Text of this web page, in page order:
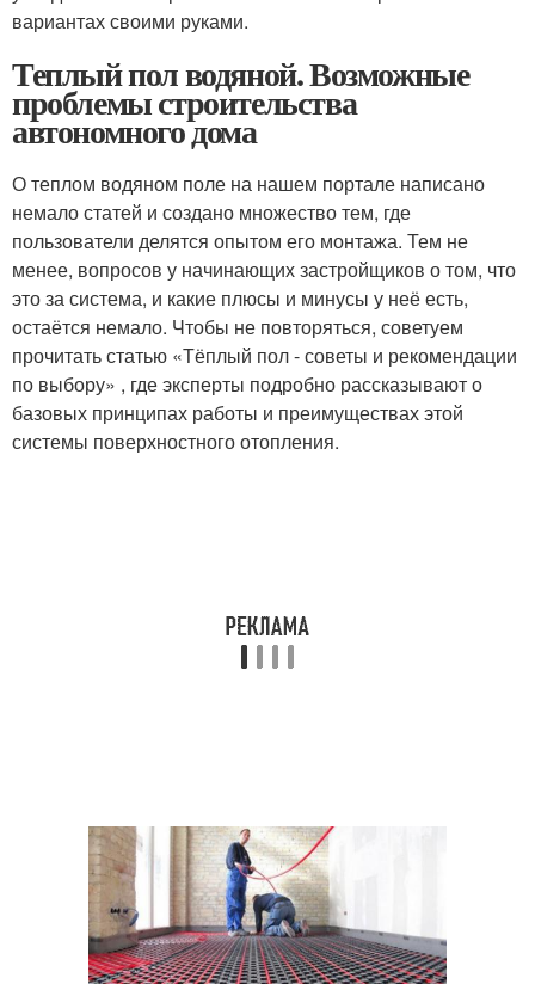
вариантах своими руками.
Теплый пол водяной. Возможные
проблемы строительства
автономного дома
О теплом водяном поле на нашем портале написано
немало статей и создано множество тем, где
пользователи делятся опытом его монтажа. Тем не
менее, вопросов у начинающих застройщиков о том, что
это за система, и какие плюсы и минусы у неё есть,
остаётся немало. Чтобы не повторяться, советуем
прочитать статью «Тёплый пол - советы и рекомендации
по выбору» , где эксперты подробно рассказывают о
базовых принципах работы и преимуществах этой
системы поверхностного отопления.